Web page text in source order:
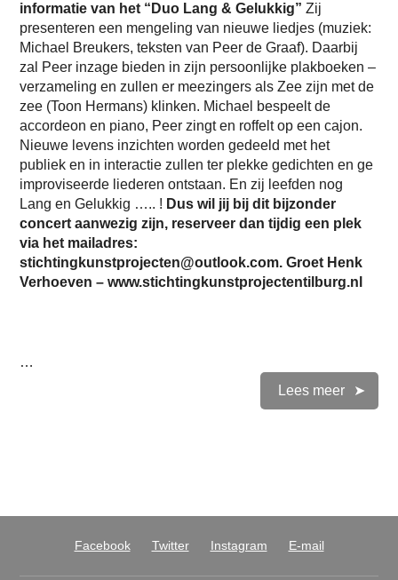
informatie van het “Duo Lang & Gelukkig”Zij
presenteren een mengeling van nieuwe liedjes (muziek:
Michael Breukers, teksten van Peer de Graaf). Daarbij
zal Peer inzage bieden in zijn persoonlijke plakboeken –
verzameling en zullen er meezingers als Zee zijn met de
zee (Toon Hermans) klinken. Michael bespeelt de
accordeon en piano, Peer zingt en roffelt op een cajon.
Nieuwe levens inzichten worden gedeeld met het
publiek en in interactie zullen ter plekke gedichten en ge
improviseerde liederen ontstaan. En zij leefden nog
Lang en Gelukkig ….. ! Dus wil jij bij dit bijzonder
concert aanwezig zijn, reserveer dan tijdig een plek
via het mailadres:
stichtingkunstprojecten@outlook.com. Groet Henk
Verhoeven – www.stichtingkunstprojectentilburg.nl
…
Lees meer
Facebook Twitter Instagram E-mail